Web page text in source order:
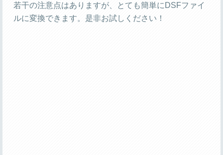
若干の注意点はありますが、とても簡単にDSFファイ
ルに変換できます。是非お試しください！